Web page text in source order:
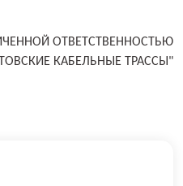
ОТВЕТСТВЕННОСТЬЮ
КАБЕЛЬНЫЕ ТРАССЫ"